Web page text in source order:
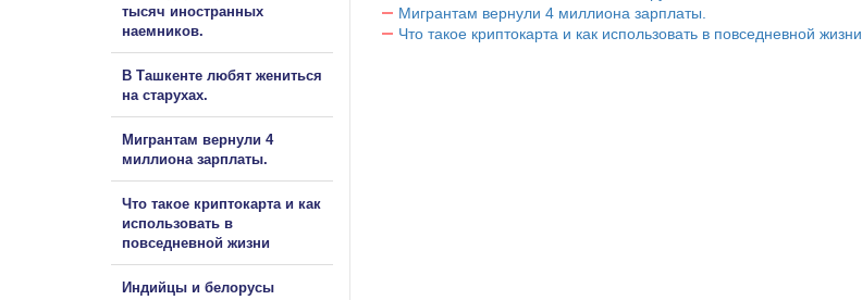
Мигрантам вернули 4 миллиона зарплаты.
Что такое криптокарта и как использовать в повседневной жизни
тысяч иностранных
наемников.
В Ташкенте любят жениться
на старухах.
Мигрантам вернули 4
миллиона зарплаты.
Что такое криптокарта и как
использовать в
повседневной жизни
Индийцы и белорусы